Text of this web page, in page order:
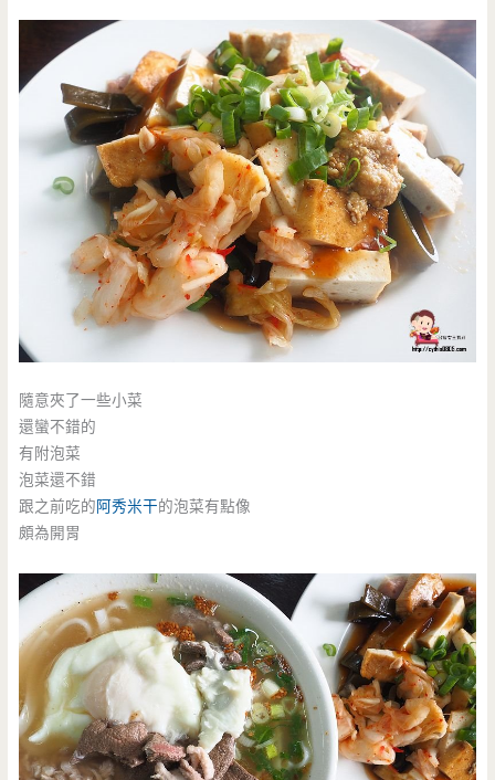
隨意夾了一些小菜
還蠻不錯的
有附泡菜
泡菜還不錯
跟之前吃的阿秀米干的泡菜有點像
頗為開胃